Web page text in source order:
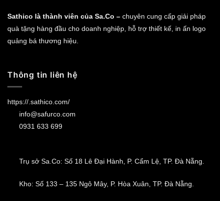
Sathico là thành viên của Sa.Co – chuyên cung cấp giải pháp
quà tặng hàng đầu cho doanh nghiệp, hỗ trợ thiết kế, in ấn logo
quảng bá thương hiệu.
Thông tin liên hệ
https://.sathico.com/
info@safurco.com
0931 633 699
Trụ sở Sa.Co: Số 18 Lê Đại Hành, P. Cẩm Lệ, TP. Đà Nẵng.
Kho: Số 133 – 135 Ngô Mây, P. Hòa Xuân, TP. Đà Nẵng.